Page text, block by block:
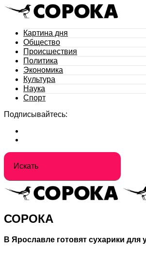
Картина дня
Общество
Происшествия
Политика
Экономика
Культура
Наука
Спорт
Подписывайтесь:
СОРОКА
В Ярославле готовят сухарики для